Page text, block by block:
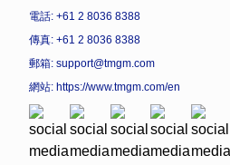
電話: +61 2 8036 8388
傳真: +61 2 8036 8388
郵箱: support@tmgm.com
網站: https://www.tmgm.com/en